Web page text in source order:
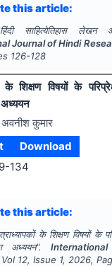
this article:
हिंदी साहित्येतिहास
Journal of Hindi
126-128
के शिक्षण विषयों के
अध्ययन
अवनीश कुमार
Download
134
this article:
के शिक्षण विषयों के
अध्ययन".
12, Issue 1, 2026,